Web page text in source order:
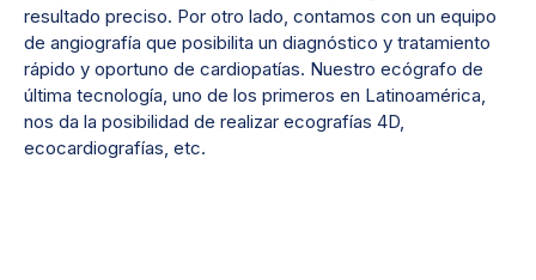
resultado preciso. Por otro lado, contamos con un equipo
de angiografía que posibilita un diagnóstico y tratamiento
rápido y oportuno de cardiopatías. Nuestro ecógrafo de
última tecnología, uno de los primeros en Latinoamérica,
nos da la posibilidad de realizar ecografías 4D,
ecocardiografías, etc.